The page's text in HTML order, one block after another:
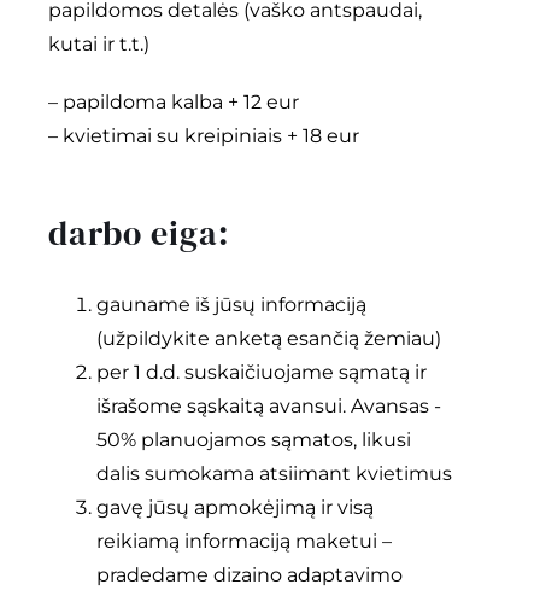
papildomos detalės (vaško antspaudai,
kutai ir t.t.)
– papildoma kalba + 12 eur
– kvietimai su kreipiniais + 18 eur
darbo eiga:
gauname iš jūsų informaciją
(užpildykite anketą esančią žemiau)
per 1 d.d. suskaičiuojame sąmatą ir
išrašome sąskaitą avansui. Avansas -
50% planuojamos sąmatos, likusi
dalis sumokama atsiimant kvietimus
gavę jūsų apmokėjimą ir visą
reikiamą informaciją maketui –
pradedame dizaino adaptavimo